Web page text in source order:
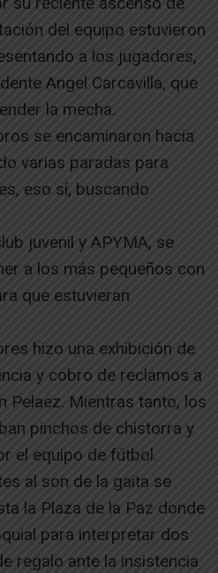
del equipo estuvieron
a los jugadores,
Angel Carcavilla, que
la mecha.
se encaminaron hacia
varias paradas para
eso sí, buscando
juvenil y APYMA, se
a los más pequeños con
que estuvieran
hizo una exhibición de
y cobro de reclamos a
Pelaez. Mientras tanto, los
pinchos de chistorra y
el equipo de fútbol.
al son de la gaita se
la Plaza de la Paz donde
para interpretar dos
regalo ante la insistencia